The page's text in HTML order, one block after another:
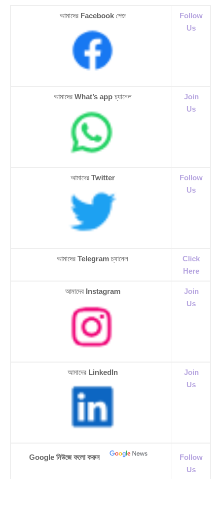
আমাদের Facebook পেজ
Follow
Us
আমাদের What’s app চ্যানেল
Join
Us
আমাদের Twitter
Follow
Us
আমাদের Telegramচ্যানেল
Click
Here
আমাদের Instagram
Join
Us
আমাদের LinkedIn
Join
Us
Google নিউজে ফলো করুন
Follow
Us